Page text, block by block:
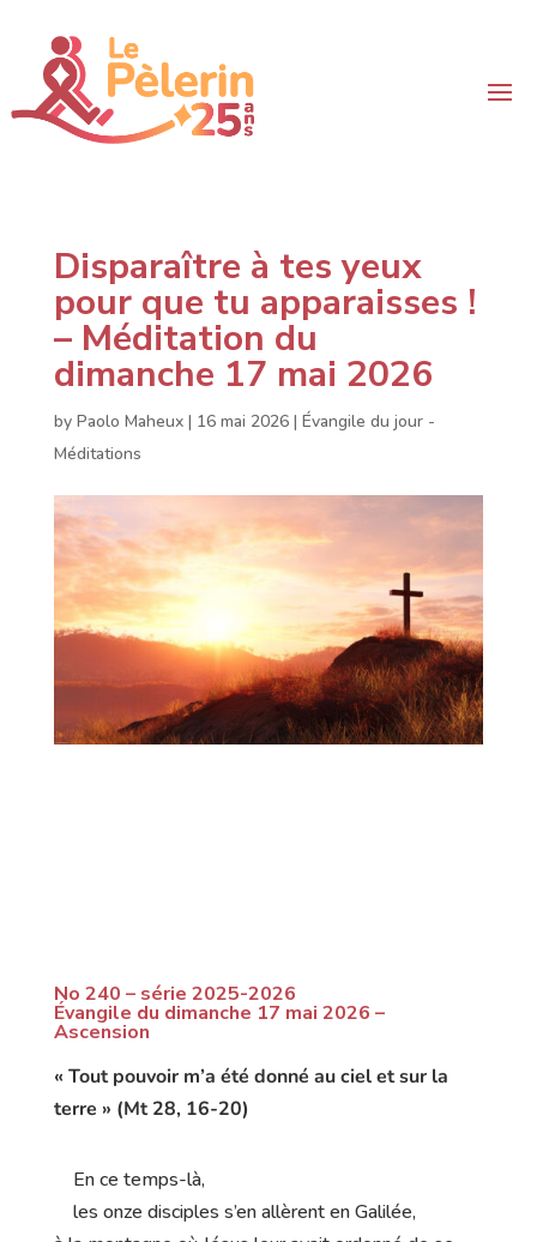
Disparaître à tes yeux
pour que tu apparaisses !
– Méditation du
dimanche 17 mai 2026
by Paolo Maheux| 16 mai 2026| Évangile du jour -
Méditations
No 240 – série 2025-2026
Évangile du dimanche 17 mai 2026 –
Ascension
« Tout pouvoir m’a été donné au ciel et sur la
terre » (Mt 28, 16-20)
En ce temps-là,
les onze disciples s’en allèrent en Galilée,